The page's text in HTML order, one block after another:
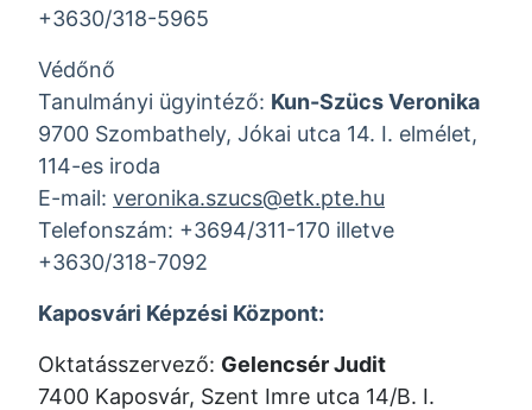
+3630/318-5965
Védőnő
Tanulmányi ügyintéző: Kun-Szücs Veronika
9700 Szombathely, Jókai utca 14. I. elmélet,
114-es iroda
E-mail: veronika.szucs@etk.pte.hu
Telefonszám: +3694/311-170 illetve
+3630/318-7092
Kaposvári Képzési Központ:
Oktatásszervező: Gelencsér Judit
7400 Kaposvár, Szent Imre utca 14/B. I.